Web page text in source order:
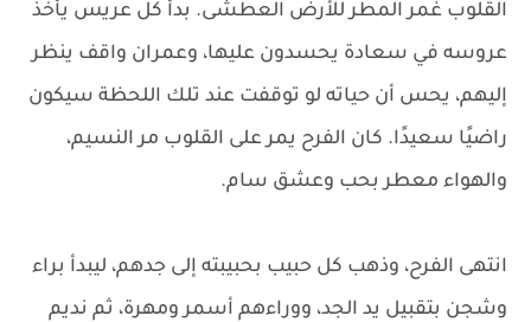
القلوب غمر المطر للأرض العطشى. بدأ كل عريس يأخذ
عروسه في سعادة يحسدون عليها، وعمران واقف ينظر
إليهم، يحس أن حياته لو توقفت عند تلك اللحظة سيكون
راضيًا سعيدًا. كان الفرح يمر على القلوب مر النسيم،
والهواء معطر بحب وعشق سام.
انتهى الفرح، وذهب كل حبيب بحبيبته إلى جدهم، ليبدأ براء
وشجن بتقبيل يد الجد، ووراءهم أسمر ومهرة، ثم نديم